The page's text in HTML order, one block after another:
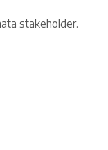
stakeholder.